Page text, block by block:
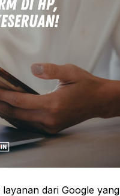
dari Google yang